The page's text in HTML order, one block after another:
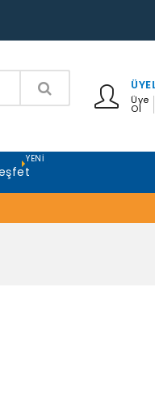
Üye
Ol
YENI